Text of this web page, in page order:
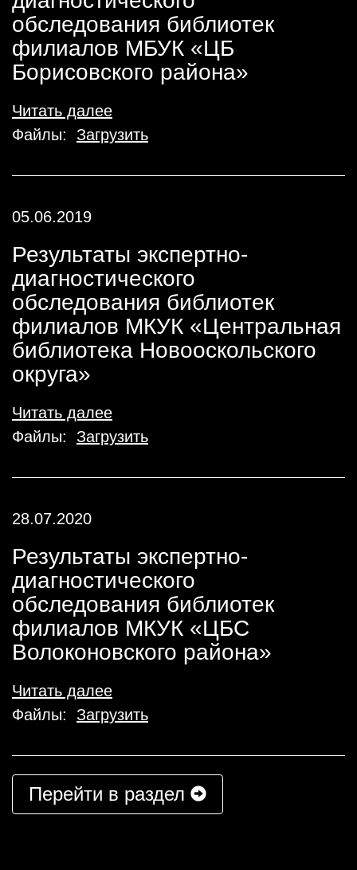
обследования библиотек
филиалов МБУК «ЦБ
Борисовского района»
Читать далее
Файлы: Загрузить
05.06.2019
Результаты экспертно-
диагностического
обследования библиотек
филиалов МКУК «Центральная
библиотека Новооскольского
округа»
Читать далее
Файлы: Загрузить
28.07.2020
Результаты экспертно-
диагностического
обследования библиотек
филиалов МКУК «ЦБС
Волоконовского района»
Читать далее
Файлы: Загрузить
Перейти в раздел